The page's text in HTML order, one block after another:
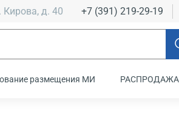
Кирова, д. 40 +7 (391) 219-29-19
размещения МИ РАСПРОДАЖА